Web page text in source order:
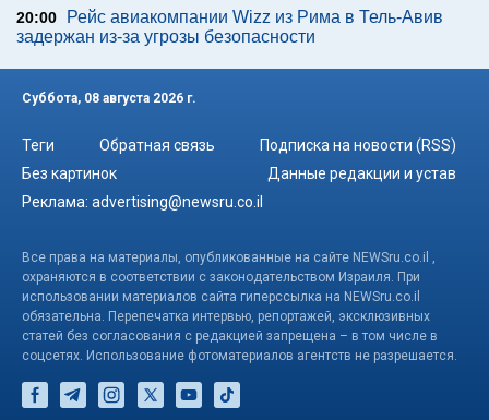
20:00
Рейс авиакомпании Wizz из Рима в Тель-Авив
задержан из-за угрозы безопасности
Суббота, 08 августа 2026 г.
Теги Обратная связь
Подписка на новости (RSS)
Без картинок
Данные редакции и устав
Реклама: advertising@newsru.co.il
Все права на материалы, опубликованные на сайте NEWSru.co.il ,
охраняются в соответствии с законодательством Израиля. При
использовании материалов сайта гиперссылка на NEWSru.co.il
обязательна. Перепечатка интервью, репортажей, эксклюзивных
статей без согласования с редакцией запрещена – в том числе в
соцсетях. Использование фотоматериалов агентств не разрешается.